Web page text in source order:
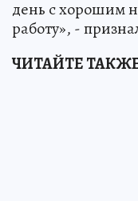
день с хорошим
работу», -
ЧИТАЙТЕ